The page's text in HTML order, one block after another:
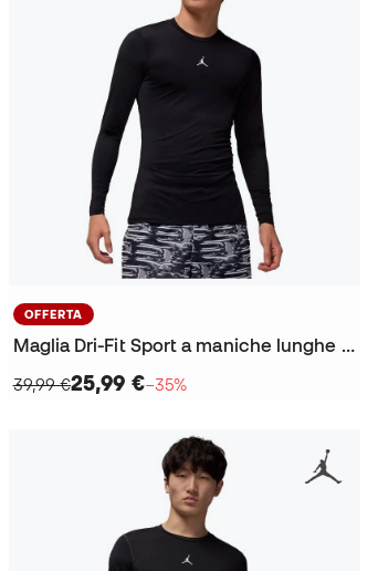
OFFERTA
Maglia Dri-Fit Sport a maniche lunghe Baselayer
39,99 €25,99 €−35%